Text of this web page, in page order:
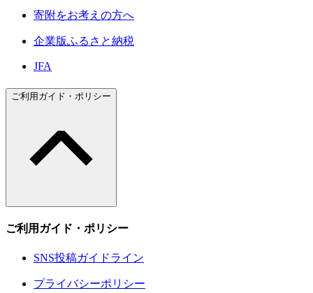
寄附をお考えの方へ
企業版ふるさと納税
JFA
ご利用ガイド・ポリシー
ご利用ガイド・ポリシー
SNS投稿ガイドライン
プライバシーポリシー